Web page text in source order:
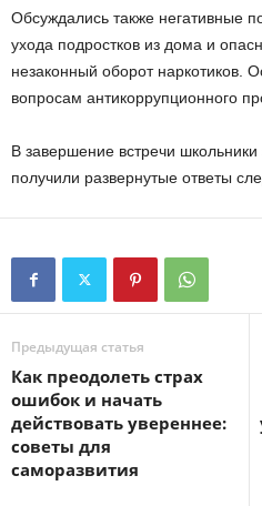
Обсуждались также негативные
ухода подростков из дома и
незаконный оборот наркотиков.
вопросам антикоррупционного
В завершение встречи
получили развернутые ответы
Предыдущая статья
Как преодолеть страх
ошибок и начать
действовать увереннее:
советы для
саморазвития